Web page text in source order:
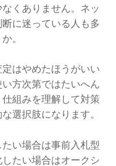
くありません。ネッ
に迷っている人も多
。
はやめたほうがいい
方次第ではたいへん
組みを理解して対策
選択肢になります。
い場合は事前入札型
たい場合はオークシ